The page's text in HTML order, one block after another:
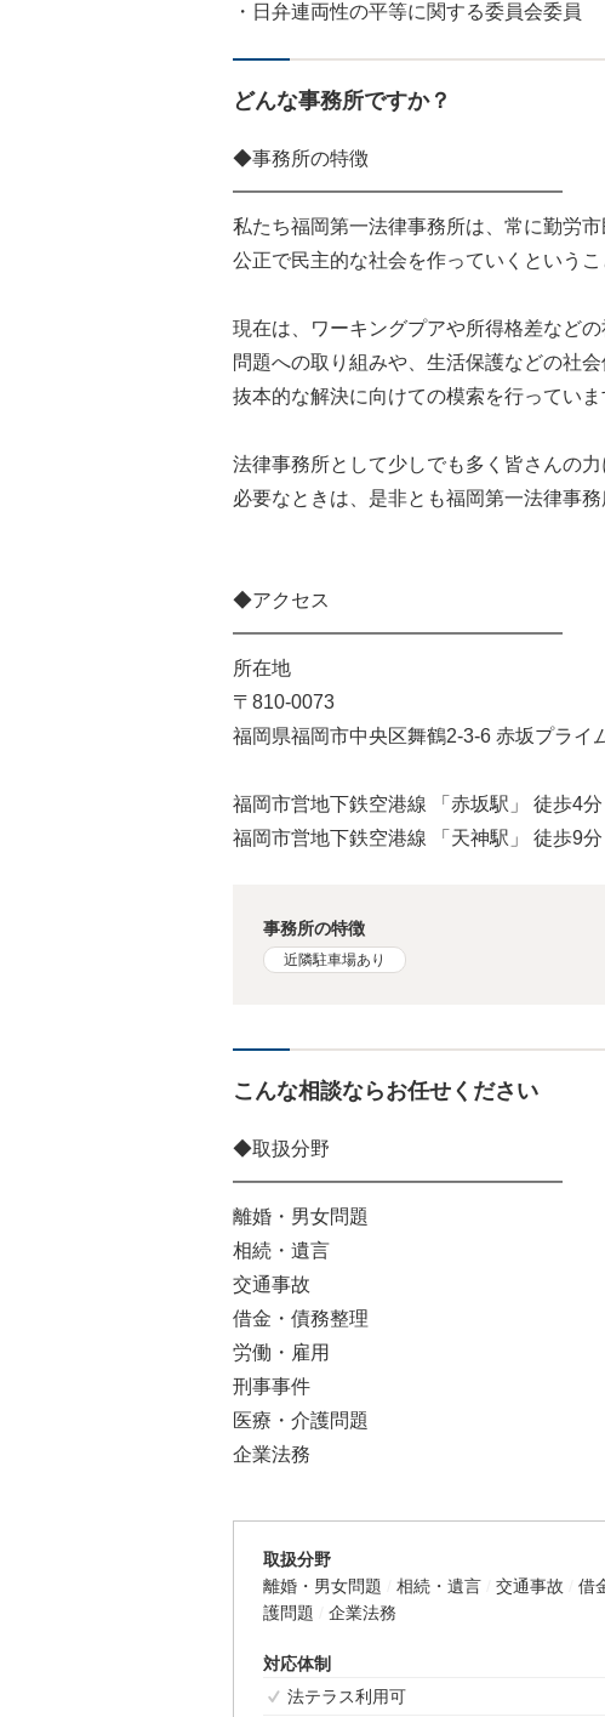
・日弁連両性の平等に関する委員会委員
どんな事務所ですか？
◆事務所の特徴
━━━━━━━━━━━━━━━━━
私たち福岡第一法律事務所は、常に勤労
公正で民主的な社会を作っていくという
現在は、ワーキングプアや所得格差など
問題への取り組みや、生活保護などの社
抜本的な解決に向けての模索を行っていま
法律事務所として少しでも多く皆さんの
必要なときは、是非とも福岡第一法律事務
◆アクセス
━━━━━━━━━━━━━━━━━
所在地
〒810-0073
福岡県福岡市中央区舞鶴2-3-6 赤坂プライ
福岡市営地下鉄空港線 「赤坂駅」 徒歩4分
福岡市営地下鉄空港線 「天神駅」 徒歩9分
事務所の特徴
近隣駐車場あり
こんな相談ならお任せください
◆取扱分野
━━━━━━━━━━━━━━━━━
離婚・男女問題
相続・遺言
交通事故
借金・債務整理
労働・雇用
刑事事件
医療・介護問題
企業法務
取扱分野
離婚・男女問題
相続・遺言 交通事故 借
護問題
企業法務
対応体制
法テラス利用可